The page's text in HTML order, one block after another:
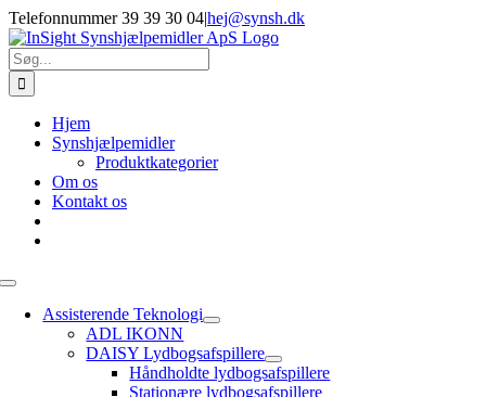
Skip
to
content
Telefonnummer 39 39 30 04|hej@synsh.dk
Søg
efter:
Hjem
Synshjælpemidler
Produktkategorier
Om os
Kontakt os
Toggle
NavigationAssisterende Teknologi
ADL IKONN
DAISY Lydbogsafspillere
Håndholdte lydbogsafspillere
Stationære lydbogsafspillere